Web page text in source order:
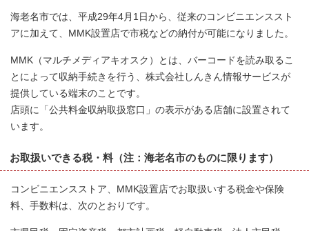
海老名市では、平成29年4月1日から、従来のコンビニエンススト
アに加えて、MMK設置店で市税などの納付が可能になりました。
MMK（マルチメディアキオスク）とは、バーコードを読み取るこ
とによって収納手続きを行う、株式会社しんきん情報サービスが
提供している端末のことです。
店頭に「公共料金収納取扱窓口」の表示がある店舗に設置されて
います。
お取扱いできる税・料（注：海老名市のものに限ります）
コンビニエンスストア、MMK設置店でお取扱いする税金や保険
料、手数料は、次のとおりです。